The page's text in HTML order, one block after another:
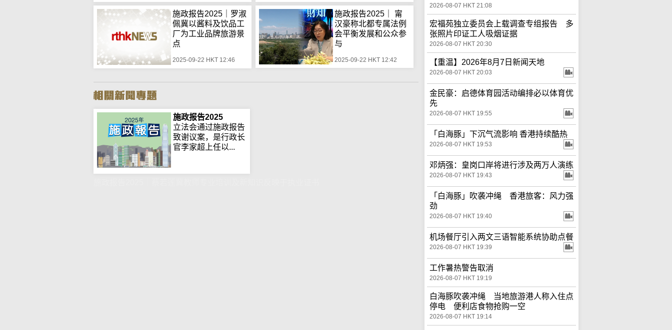
施政报告2025｜罗淑
佩冀以酱料及饮品工
厂为工业品牌旅游景
点
2025-09-22 HKT 12:46
施政报告2025｜ 甯
汉豪称北都专属法例
会平衡发展和公众参
与
2025-09-22 HKT 12:42
施政报告2025
立法会通过施政报告
致谢议案，是行政长
官李家超上任以...
2026-08-07 HKT 21:08
宏福苑独立委员会上载调查专组报告 多
张照片印证工人吸烟证据
2026-08-07 HKT 20:30
【重温】2026年8月7日新闻天地
2026-08-07 HKT 20:03
金民豪：启德体育园活动编排必以体育优
先
2026-08-07 HKT 19:55
「白海豚」下沉气流影响 香港持续酷热
2026-08-07 HKT 19:53
邓炳强：皇岗口岸将进行涉及两万人演练
2026-08-07 HKT 19:43
「白海豚」吹袭冲绳 香港旅客：风力强
劲
2026-08-07 HKT 19:40
机场餐厅引入两文三语智能系统协助点餐
2026-08-07 HKT 19:39
工作暑热警告取消
2026-08-07 HKT 19:19
白海豚吹袭冲绳 当地旅游港人称入住点
停电 便利店食物抢购一空
2026-08-07 HKT 19:14